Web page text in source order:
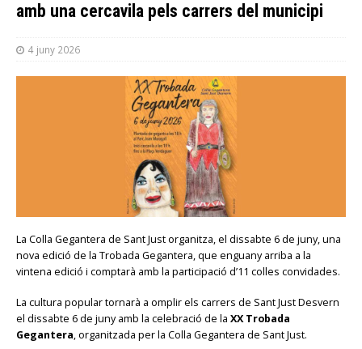
amb una cercavila pels carrers del municipi
4 juny 2026
La Colla Gegantera de Sant Just organitza, el dissabte 6 de juny, una
nova edició de la Trobada Gegantera, que enguany arriba a la
vintena edició i comptarà amb la participació d’11 colles convidades.
La cultura popular tornarà a omplir els carrers de Sant Just Desvern
el dissabte 6 de juny amb la celebració de la XX Trobada
Gegantera, organitzada per la Colla Gegantera de Sant Just.